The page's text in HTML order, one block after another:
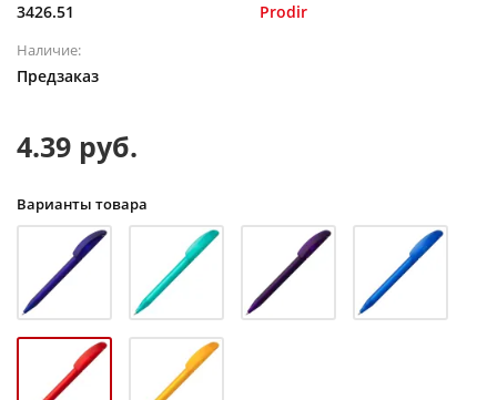
3426.51 Prodir
Наличие:
Предзаказ
4.39 руб.
Варианты товара